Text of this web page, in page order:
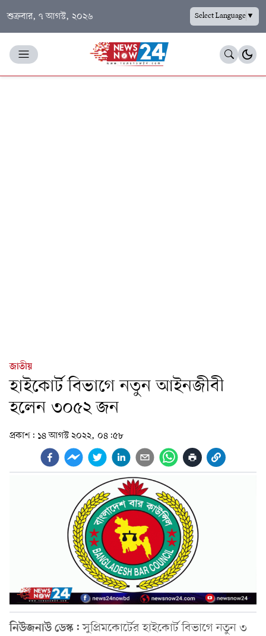
শুক্রবার, ৭ আগস্ট, ২০২৬ Select Language▼
জাতীয়
হাইকোর্ট বিভাগে নতুন আইনজীবী
হলেন ৩০৫২ জন
প্রকাশ: ১৪ আগস্ট ২০২২, ০৪:৫৮
নিউজনাউ ডেস্ক:সুপ্রিমকোর্টের হাইকোর্ট বিভাগে নতুন ৩